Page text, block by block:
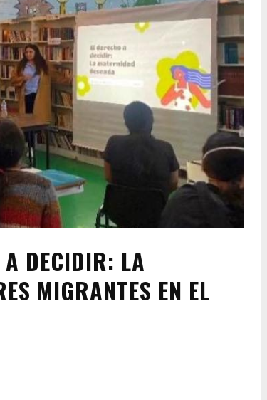
A DECIDIR: LA
MIGRANTES EN EL